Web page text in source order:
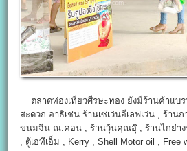
ตลาดท่องเที่ยวศีรษะทอง ยังมีร้านค้าแบ
สะดวก อาธิเช่น ร้านเซเว่นอีเลฟเว่น , ร้าน
ขนมจีน ณ.คอน , ร้านวุ้นคุณอุ๊ , ร้านไก่ย่าง
, ตู้เอทีเอ็ม , Kerry , Shell Motor oil , Free